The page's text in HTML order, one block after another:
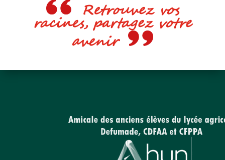
Retrouvez vos
racines, partagez votre
avenir